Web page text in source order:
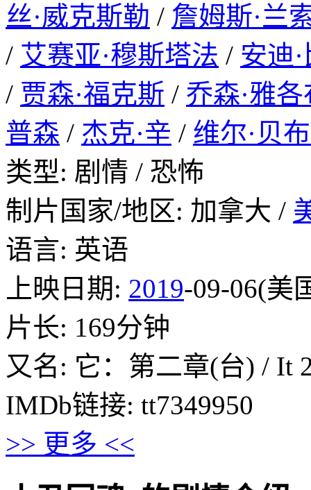
丝·威克斯勒 / 詹姆斯·兰
/ 艾赛亚·穆斯塔法 / 安迪
/ 贾森·福克斯 / 乔森·雅各
普森 / 杰克·辛 / 维尔·贝
类型: 剧情 / 恐怖
制片国家/地区: 加拿大 /
语言: 英语
上映日期: 2019-09-06(美
片长: 169分钟
又名: 它：第二章(台) / It
IMDb链接: tt7349950
>> 更多 <<